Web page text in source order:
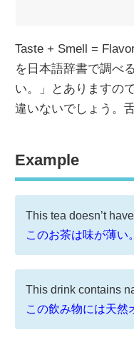
Taste + Smell =
を日本語辞書で調べ
い。」とありますの
違いないでしょう。
Example
This tea doesn’t
このお茶は味が薄い。
This drink contains
この飲み物には天然